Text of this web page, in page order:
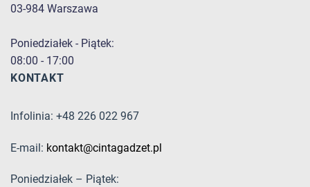
03-984 Warszawa
Poniedziałek - Piątek:
08:00 - 17:00
KONTAKT
Infolinia: +48 226 022 967
E-mail: kontakt@cintagadzet.pl
Poniedziałek – Piątek: